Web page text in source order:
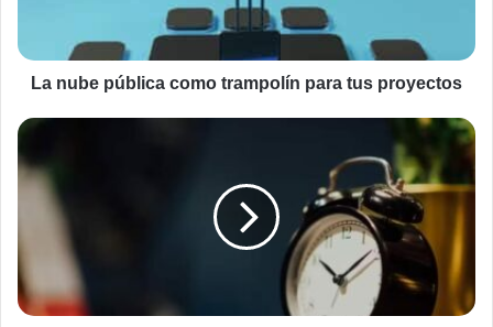
La nube pública como trampolín para tus proyectos
Aplicación
para
despertarte
por
mañana